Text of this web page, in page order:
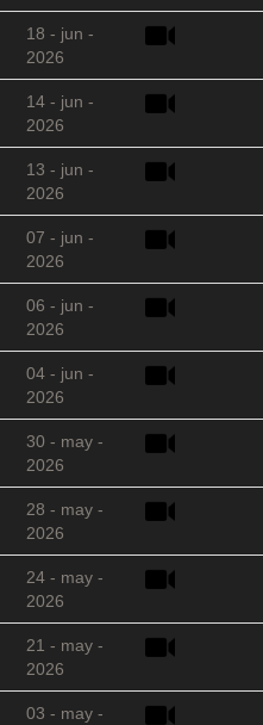
18 - jun -
2026
14 - jun -
2026
13 - jun -
2026
07 - jun -
2026
06 - jun -
2026
04 - jun -
2026
30 - may -
2026
28 - may -
2026
24 - may -
2026
21 - may -
2026
03 - may -